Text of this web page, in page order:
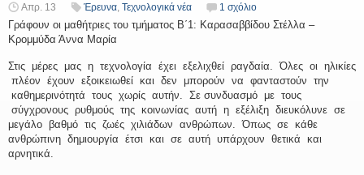
Απρ. 13 Έρευνα, Τεχνολογικά νέα 1 σχόλιο
Γράφουν οι μαθήτριες του τμήματος Β΄1: Καρασαββίδου Στέλλα –
Κρομμύδα Άννα Μαρία
Στις μέρες μας η τεχνολογία έχει εξελιχθεί ραγδαία. Όλες οι ηλικίες
πλέον έχουν εξοικειωθεί και δεν μπορούν να φανταστούν την
καθημερινότητά τους χωρίς αυτήν. Σε συνδυασμό με τους
σύγχρονους ρυθμούς της κοινωνίας αυτή η εξέλιξη διευκόλυνε σε
μεγάλο βαθμό τις ζωές χιλιάδων ανθρώπων. Όπως σε κάθε
ανθρώπινη δημιουργία έτσι και σε αυτή υπάρχουν θετικά και
αρνητικά.